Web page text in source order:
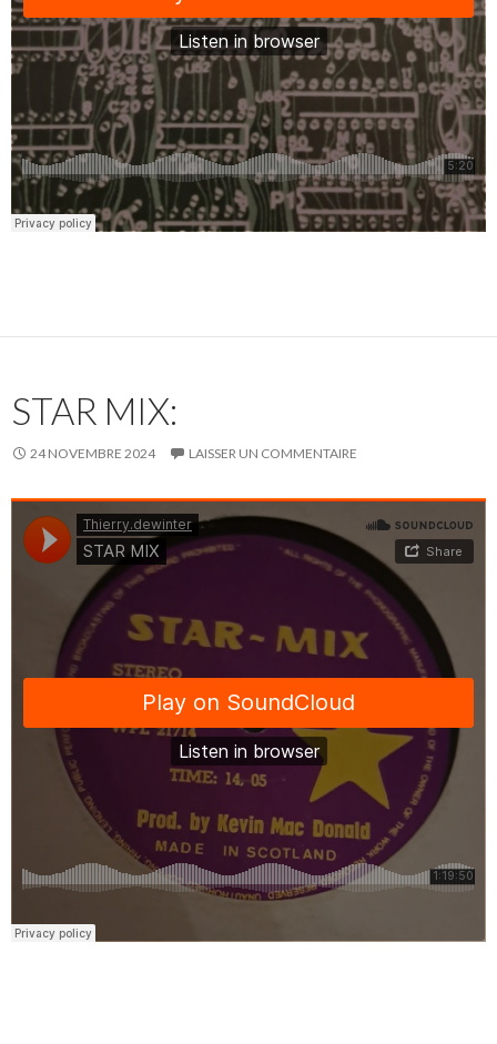
STAR MIX:
24 NOVEMBRE 2024 LAISSER UN COMMENTAIRE